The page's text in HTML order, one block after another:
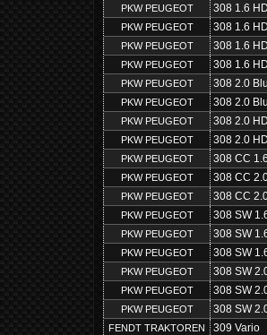
PKW PEUGEOT 308 1.6
PKW PEUGEOT 308 1.6
PKW PEUGEOT 308 1.6
PKW PEUGEOT 308 1.6
PKW PEUGEOT 308 2.0
PKW PEUGEOT 308 2.0
PKW PEUGEOT 308 2.0
PKW PEUGEOT 308 2.0
PKW PEUGEOT 308 CC
PKW PEUGEOT 308 CC
PKW PEUGEOT 308 CC
PKW PEUGEOT 308 SW
PKW PEUGEOT 308 SW
PKW PEUGEOT 308 SW
PKW PEUGEOT 308 SW
PKW PEUGEOT 308 SW
PKW PEUGEOT 308 SW
FENDT TRAKTOREN 309 Vario